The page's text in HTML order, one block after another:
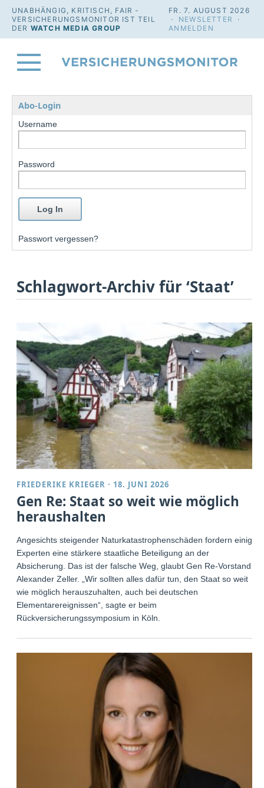
UNABHÄNGIG, KRITISCH, FAIR -
VERSICHERUNGSMONITOR IST TEIL
DER WATCH MEDIA GROUP
FR. 7. AUGUST 2026
· NEWSLETTER
·
ANMELDEN
Abo-Login
Username
Password
Passwort vergessen?
Schlagwort-Archiv für ‘Staat’
FRIEDERIKE KRIEGER · 18. JUNI 2026
Gen Re: Staat so weit wie möglich
heraushalten
Angesichts steigender Naturkatastrophenschäden fordern einige
Experten eine stärkere staatliche Beteiligung an der
Absicherung. Das ist der falsche Weg, glaubt Gen Re-Vorstand
Alexander Zeller. „Wir sollten alles dafür tun, den Staat so weit
wie möglich herauszuhalten, auch bei deutschen
Elementarereignissen“, sagte er beim
Rückversicherungssymposium in Köln.